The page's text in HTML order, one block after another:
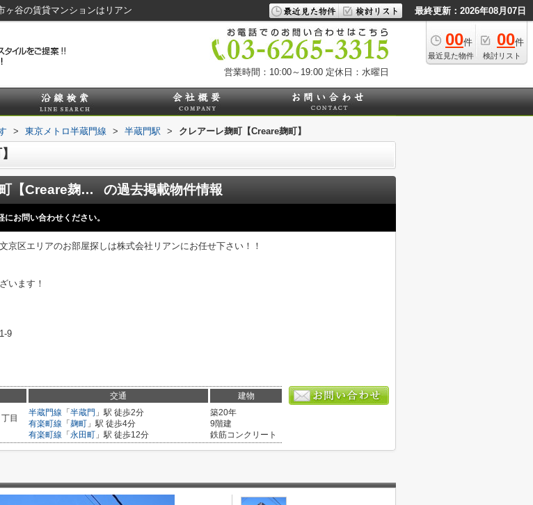
ヶ谷の賃貸マンションはリアン 最終更新：2026年08月07日
00件
最近見た物件
00件
検討リスト
営業時間：10:00～19:00 定休日：水曜日
> 東京メトロ半蔵門線 > 半蔵門駅 > クレアーレ麹町【Creare麹町】
クレアーレ麹町【Creare麹町】 の過去掲載物件情報
お問い合わせください。
京区エリアのお部屋探しは株式会社リアンにお任せ下さい！！
います！
9
交通 建物
丁目
半蔵門線 「 半蔵門 」駅 徒歩2分
有楽町線 「 麹町 」駅 徒歩4分
有楽町線 「 永田町 」駅 徒歩12分
築20年
9階建
鉄筋コンクリート